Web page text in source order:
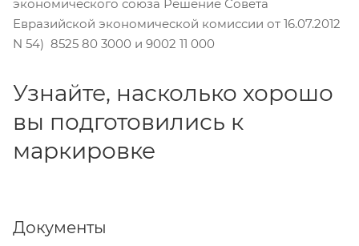
экономического союза Решение Совета
Евразийской экономической комиссии от 16.07.2012
N 54) 8525 80 3000 и 9002 11 000
Узнайте, насколько хорошо
вы подготовились к
маркировке
Документы